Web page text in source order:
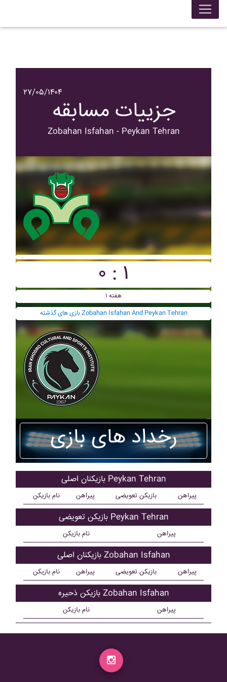
۲۷/۰۵/۱۴۰۴
جزییات مسابقه
Zobahan Isfahan - Peykan Tehran
۰ : ۱
هفته ۱
بازی های گذشته Zobahan Isfahan And Peykan Tehran
رخداد های بازی
بازیکنان اصلی Peykan Tehran
نام بازیکن پیراهن بازیکن تعویضی پیراهن
بازیکن تعویضی Peykan Tehran
نام بازیکن پیراهن
بازیکنان اصلی Zobahan Isfahan
نام بازیکن پیراهن بازیکن تعویضی پیراهن
بازیکن ذحیره Zobahan Isfahan
نام بازیکن پیراهن